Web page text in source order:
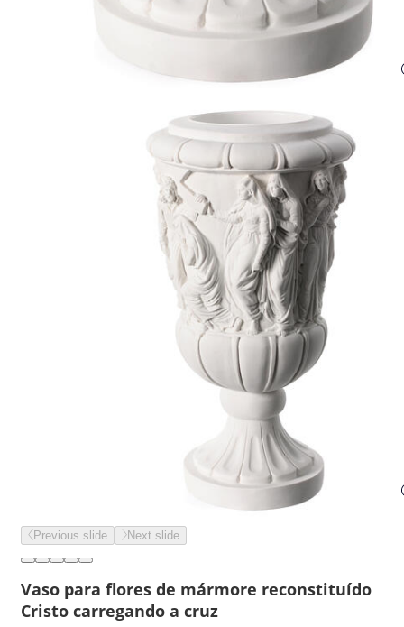
Previous slide Next slide
Vaso para flores de mármore reconstituído
Cristo carregando a cruz